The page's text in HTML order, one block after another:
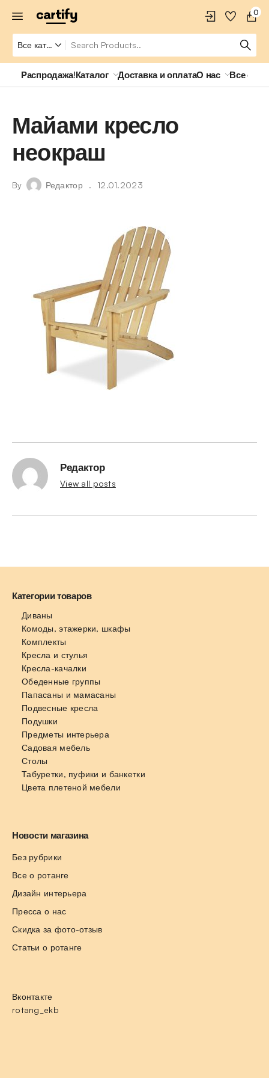
0
Распродажа!Каталог Доставка и оплатаО нас Все о
Майами кресло
неокраш
By Редактор 12.01.2023
Редактор
View all posts
Категории товаров
Диваны
Комоды, этажерки, шкафы
Комплекты
Кресла и стулья
Кресла-качалки
Обеденные группы
Папасаны и мамасаны
Подвесные кресла
Подушки
Предметы интерьера
Садовая мебель
Столы
Табуретки, пуфики и банкетки
Цвета плетеной мебели
Новости магазина
Без рубрики
Все о ротанге
Дизайн интерьера
Пресса о нас
Скидка за фото-отзыв
Статьи о ротанге
Вконтакте
rotang_ekb